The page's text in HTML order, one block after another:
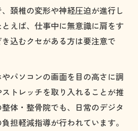
頚椎の変形や神経圧迫が進行し
えば、仕事中に無意識に肩をす
込むクセがある方は要注意で
パソコンの画面を目の高さに調
トレッチを取り入れることが推
体・整骨院でも、日常のデジタ
担軽減指導が行われています。